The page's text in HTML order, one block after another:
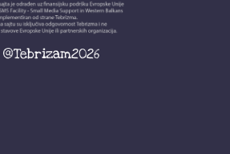
@Tebrizam2026